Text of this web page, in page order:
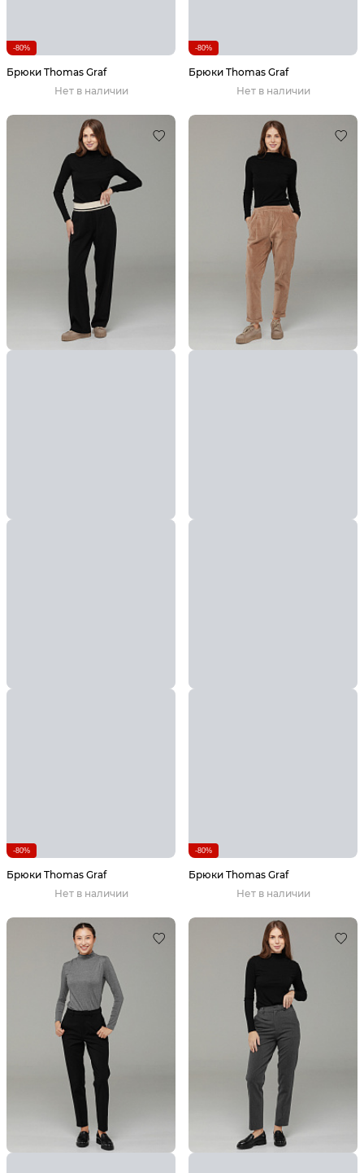
-80%
Брюки Thomas Graf
Нет в наличии
-80%
Брюки Thomas Graf
Нет в наличии
-80%
Брюки Thomas Graf
Нет в наличии
-80%
Брюки Thomas Graf
Нет в наличии